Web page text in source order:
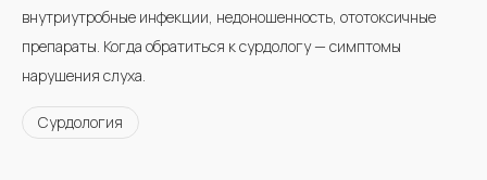
внутриутробные инфекции, недоношенность, ототоксичные
препараты. Когда обратиться к сурдологу — симптомы
нарушения слуха.
Сурдология